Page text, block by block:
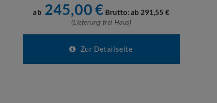
ab 245,00€ Brutto: ab 291,55 €
(Lieferung frei Haus)
Zur Detailseite